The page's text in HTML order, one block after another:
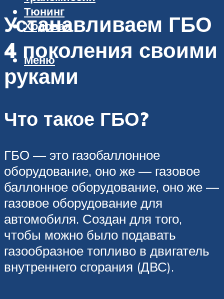
Тюнинг
Ходовая
Меню
Устанавливаем ГБО
4 поколения своими
руками
Что такое ГБО?
ГБО — это газобаллонное
оборудование, оно же — газовое
баллонное оборудование, оно же —
газовое оборудование для
автомобиля. Создан для того,
чтобы можно было подавать
газообразное топливо в двигатель
внутреннего сгорания (ДВС).